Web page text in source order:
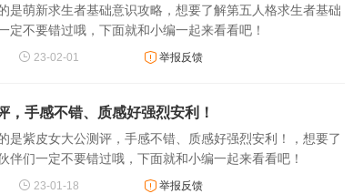
是萌新求生者基础意识攻略，想要了解第五人格求生者基础
定不要错过哦，下面就和小编一起来看看吧！
23-02-01 举报反馈
，手感不错、质感好强烈安利！
是紫皮女大公测评，手感不错、质感好强烈安利！，想要了
伴们一定不要错过哦，下面就和小编一起来看看吧！
23-01-18 举报反馈